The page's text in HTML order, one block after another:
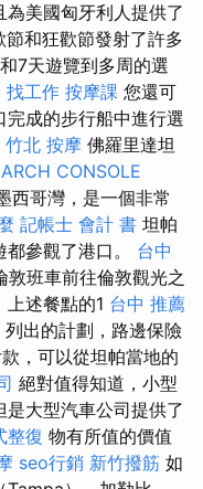
美國匈牙利人提供了
節和狂歡節發射了許多
7天遊覽到多周的選
找工作 按摩課 您還可
成的步行船中進行選
竹北 按摩 佛羅里達坦
CONSOLE
西哥灣，是一個非常
記帳士 會計 書 坦帕
參觀了港口。 台中
敦班車前往倫敦觀光之
述餐點的1 台中 推薦
出的計劃，路邊保險
，可以從坦帕當地的
絕對值得知道，小型
大型汽車公司提供了
整復 物有所值的價值
seo行銷 新竹撥筋 如